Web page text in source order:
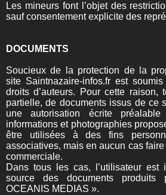
Les mineurs font l’objet des
sauf consentement explicite des
DOCUMENTS
Soucieux de la protection de la
site Saintnazaire-infos.fr est
droits d’auteurs. Pour cette raison,
partielle, de documents issus de ce
une autorisation écrite
informations et photographies
être utilisées à des fins
associatives, mais en aucun cas faire
commerciale.
Dans tous les cas, l’utilisateur est
source des documents
OCEANIS MEDIAS ».